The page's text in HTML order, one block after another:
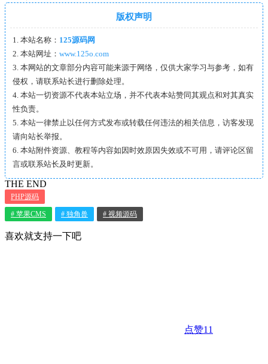
版权声明
1. 本站名称： 125源码网
2. 本站网址： www.125o.com
3. 本网站的文章部分内容可能来源于网络，仅供大家学习与参考，如有
侵权，请联系站长进行删除处理。
4. 本站一切资源不代表本站立场，并不代表本站赞同其观点和对其真实
性负责。
5. 本站一律禁止以任何方式发布或转载任何违法的相关信息，访客发现
请向站长举报。
6. 本站附件资源、教程等内容如因时效原因失效或不可用，请评论区留
言或联系站长及时更新。
THE END
PHP源码
# 苹果CMS # 独角兽 # 视频源码
喜欢就支持一下吧
点赞11